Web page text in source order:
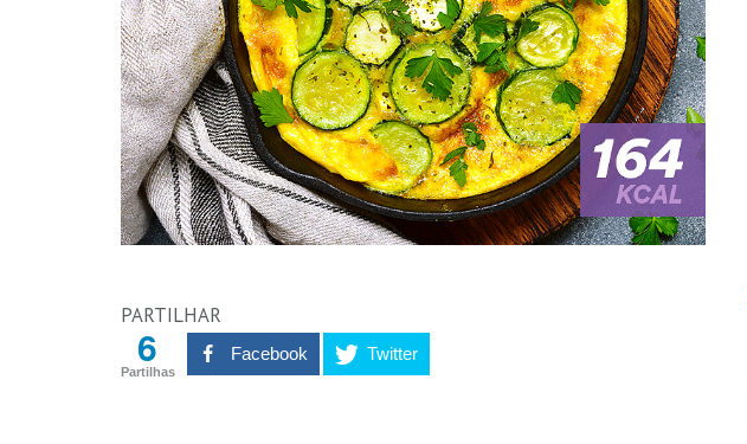
PARTILHAR
6
Partilhas
Facebook Twitter